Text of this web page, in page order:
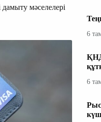
дамыту мәселелері
6
6